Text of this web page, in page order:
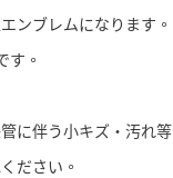
ンブレムになります。
す。
に伴う小キズ・汚れ
ださい。